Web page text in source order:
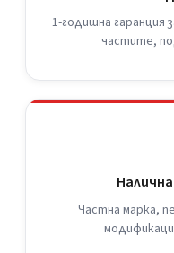
1-годишна гаранция
частите,
Частна марка,